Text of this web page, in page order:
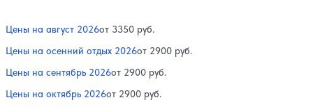
Цены на август 2026от 3350 руб.
Цены на осенний отдых 2026от 2900 руб.
Цены на сентябрь 2026от 2900 руб.
Цены на октябрь 2026от 2900 руб.